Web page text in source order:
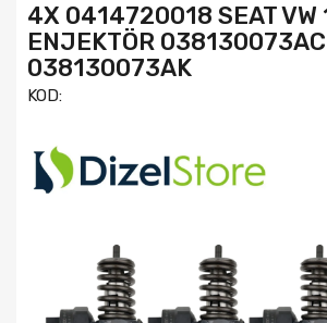
4X 0414720018 SEAT VW
ENJEKTÖR 038130073AC
038130073AK
KOD: